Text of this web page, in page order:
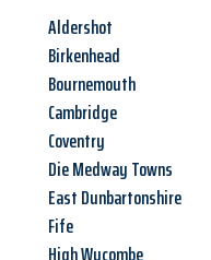
Aldershot
Birkenhead
Bournemouth
Cambridge
Coventry
Die Medway Towns
East Dunbartonshire
Fife